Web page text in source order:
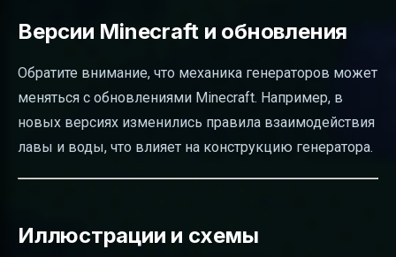
Версии Minecraft и обновления
Обратите внимание, что механика генераторов может
меняться с обновлениями Minecraft. Например, в
новых версиях изменились правила взаимодействия
лавы и воды, что влияет на конструкцию генератора.
Иллюстрации и схемы